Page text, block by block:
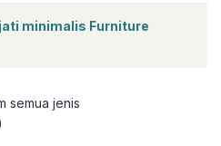
minimalis Furniture
semua jenis